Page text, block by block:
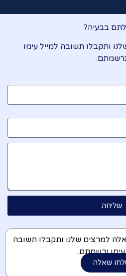
בבעיה?
ותקבלו תשובה למייל עימו
שליחה
למרצים שלנו ותקבלו תשובה
עימו נרשמתם.
שאלה